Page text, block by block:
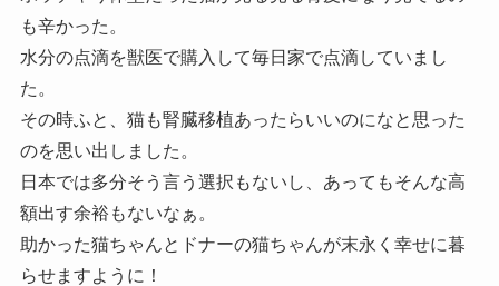
も辛かった。
水分の点滴を獣医で購入して毎日家で点滴していまし
た。
その時ふと、猫も腎臓移植あったらいいのになと思った
のを思い出しました。
日本では多分そう言う選択もないし、あってもそんな高
額出す余裕もないなぁ。
助かった猫ちゃんとドナーの猫ちゃんが末永く幸せに暮
らせますように！